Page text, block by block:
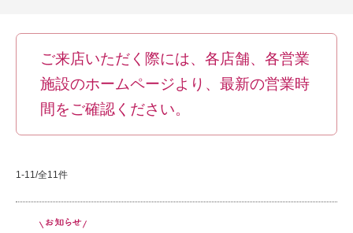
店舗検索
新着情報
ご来店いただく際には、各店舗、各営業
施設のホームページより、最新の営業時
間をご確認ください。
1-11/全11件